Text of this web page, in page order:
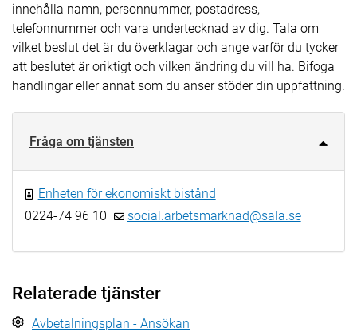
innehålla namn, personnummer, postadress,
telefonnummer och vara undertecknad av dig. Tala om
vilket beslut det är du överklagar och ange varför du tycker
att beslutet är oriktigt och vilken ändring du vill ha. Bifoga
handlingar eller annat som du anser stöder din uppfattning.
Fråga om tjänsten
Enheten för ekonomiskt bistånd
0224-74 96 10
social.arbetsmarknad@sala.se
Relaterade tjänster
Avbetalningsplan - Ansökan